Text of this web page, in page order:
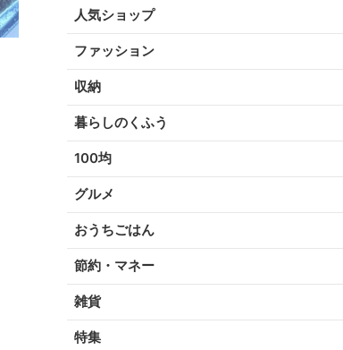
人気ショップ
ファッション
収納
暮らしのくふう
100均
グルメ
おうちごはん
節約・マネー
雑貨
特集